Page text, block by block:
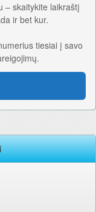
– skaitykite laikraštį
ir bet kur.
tiesiai į savo